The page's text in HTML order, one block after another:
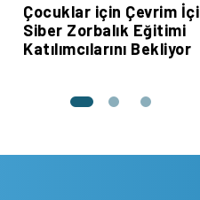
Çocuklar için Çevrim İçi
Siber Zorbalık Eğitimi
Katılımcılarını Bekliyor